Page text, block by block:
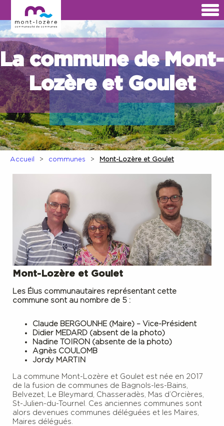
La commune de Mont-
Lozère et Goulet
Accueil communes Mont-Lozère et Goulet
Mont-Lozère et Goulet
Les Élus communautaires représentant cette
commune sont au nombre de 5 :
Claude BERGOUNHE (Maire) – Vice-Président
Didier MEDARD (absent de la photo)
Nadine TOIRON (absente de la photo)
Agnès COULOMB
Jordy MARTIN
La commune Mont-Lozère et Goulet est née en 2017
de la fusion de communes de Bagnols-les-Bains,
Belvezet, Le Bleymard, Chasseradès, Mas d’Orcières,
St-Julien-du-Tournel. Ces anciennes communes sont
alors devenues communes déléguées et les Maires,
Maires délégués.